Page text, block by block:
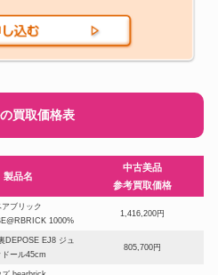
の買取価格表
製品名
中古美品
参考買取価格
ブリック
1000%
1,416,200円
DEPOSE EJ8 ジュ
ドール45cm
805,700円